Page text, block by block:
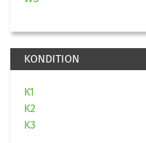
KONDITION
K1
K2
K3